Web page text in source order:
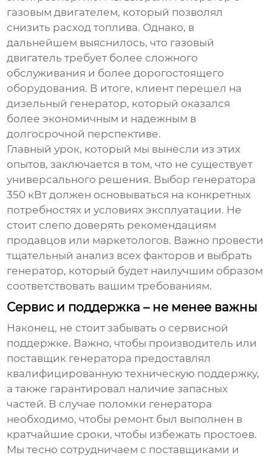
газовым двигателем, который позволял
снизить расход топлива. Однако, в
дальнейшем выяснилось, что газовый
двигатель требует более сложного
обслуживания и более дорогостоящего
оборудования. В итоге, клиент перешел на
дизельный генератор, который оказался
более экономичным и надежным в
долгосрочной перспективе.
Главный урок, который мы вынесли из этих
опытов, заключается в том, что не существует
универсального решения. Выбор генератора
350 кВт должен основываться на конкретных
потребностях и условиях эксплуатации. Не
стоит слепо доверять рекомендациям
продавцов или маркетологов. Важно провести
тщательный анализ всех факторов и выбрать
генератор, который будет наилучшим образом
соответствовать вашим требованиям.
Сервис и поддержка – не менее важны
Наконец, не стоит забывать о сервисной
поддержке. Важно, чтобы производитель или
поставщик генератора предоставлял
квалифицированную техническую поддержку,
а также гарантировал наличие запасных
частей. В случае поломки генератора
необходимо, чтобы ремонт был выполнен в
кратчайшие сроки, чтобы избежать простоев.
Мы тесно сотрудничаем с поставщиками и